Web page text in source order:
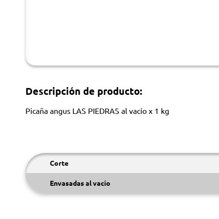
Descripción de producto:
Picaña angus LAS PIEDRAS al vacío x 1 kg
Corte
Envasadas al vacío